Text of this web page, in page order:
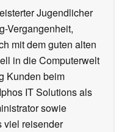
Jugendlicher
Vergangenheit,
mit dem guten alten
in die Computerwelt
Kunden beim
IT Solutions als
sowie
viel reisender